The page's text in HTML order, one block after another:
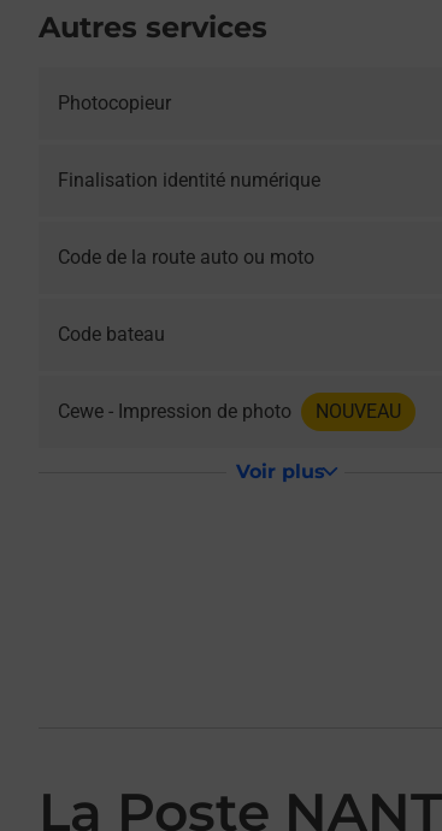
Autres services
Photocopieur
Finalisation identité numérique
Code de la route auto ou moto
Code bateau
Cewe - Impression de photo NOUVEAU
Voir plus
La Poste